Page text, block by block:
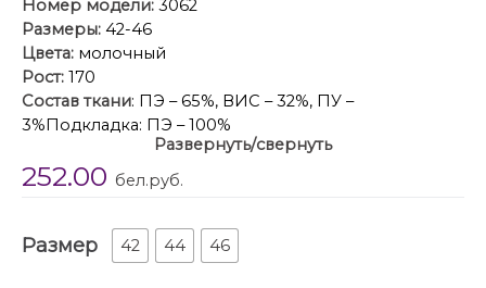
Номер модели: 3062
Размеры: 42-46
Цвета: молочный
Рост: 170
Состав ткани: ПЭ – 65%, ВИС – 32%, ПУ –
3%Подкладка: ПЭ – 100%
Жакет выполнен из костюмной ткани.
Жакет К-образного силуэта, длиной ниже линии
подрезы, переходящие на спинку, в которых
обработаны карманы, двубортная застёжка на два
Развернуть/свернуть
252.00 бел.руб.
Размер 42 44 46